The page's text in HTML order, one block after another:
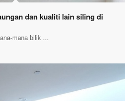
dan kualiti lain siling di
mana bilik ...